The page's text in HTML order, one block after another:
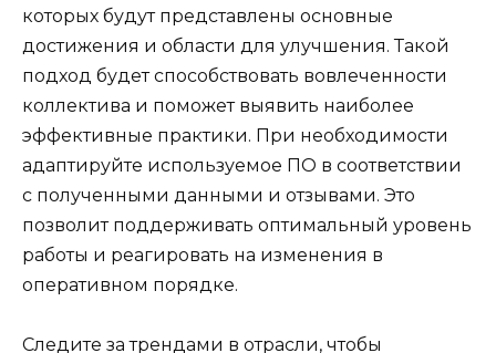
которых будут представлены основные
достижения и области для улучшения. Такой
подход будет способствовать вовлеченности
коллектива и поможет выявить наиболее
эффективные практики. При необходимости
адаптируйте используемое ПО в соответствии
с полученными данными и отзывами. Это
позволит поддерживать оптимальный уровень
работы и реагировать на изменения в
оперативном порядке.
Следите за трендами в отрасли, чтобы